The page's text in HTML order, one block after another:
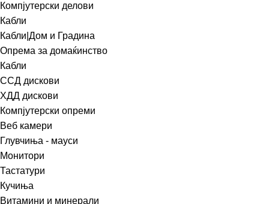
Компјутерски делови
Кабли
Кабли|Дом и Градина
Опрема за домаќинство
Кабли
ССД дискови
ХДД дискови
Компјутерски опреми
Веб камери
Глувчиња - мауси
Монитори
Тастатури
Кучиња
Витамини и минерали